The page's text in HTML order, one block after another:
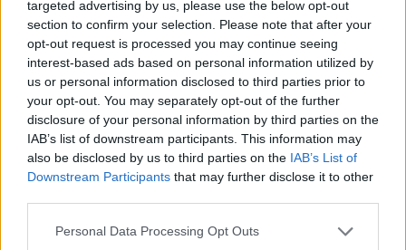
targeted advertising by us, please use the below opt-out
section to confirm your selection. Please note that after your
opt-out request is processed you may continue seeing
interest-based ads based on personal information utilized by
us or personal information disclosed to third parties prior to
your opt-out. You may separately opt-out of the further
disclosure of your personal information by third parties on the
IAB’s list of downstream participants. This information may
also be disclosed by us to third parties on the IAB’s List of
Downstream Participants that may further disclose it to other
Personal Data Processing Opt Outs
Πρωινή